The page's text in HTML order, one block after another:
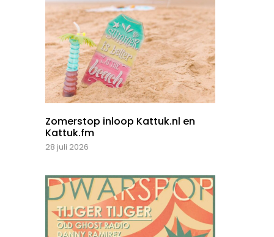
Zomerstop inloop Kattuk.nl en
Kattuk.fm
28 juli 2026